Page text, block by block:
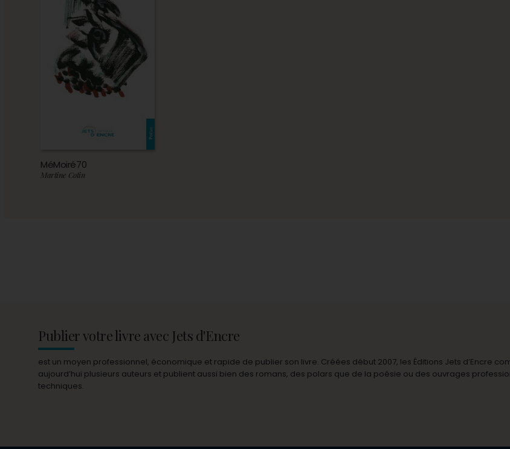
MéMoiré70
Martine Cotin
Publier votre livre avec Jets d'Encre
est un moyen professionnel, économique et rapide de publier son livre. Créées début 2007, les Éditions Jets d’Encre
aujourd’hui plusieurs auteurs et publient aussi bien des romans, des polars que de la poésie ou des ouvrages
techniques.